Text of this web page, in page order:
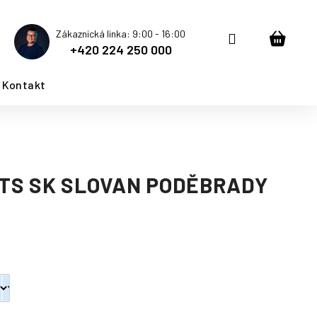
Zákaznická linka: 9:00 - 16:00
+420 224 250 000
Přihlášení
Kontakt
SK SLOVAN PODĚBRADY